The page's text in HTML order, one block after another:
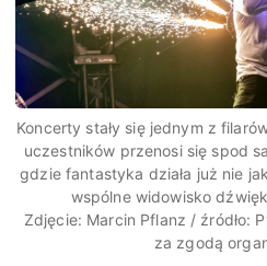
Koncerty stały się jednym z
uczestników przenosi się spod
gdzie fantastyka działa już nie
wspólne widowisko
Zdjęcie: Marcin Pflanz / źródło:
za zgodą